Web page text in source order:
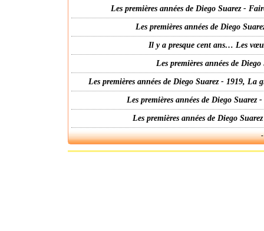
Les premières années de Diego Suarez -
Les premières années de Diego
Il y a presque cent ans… Les
Les premières années de
Les premières années de Diego Suarez - 1919,
Les premières années de Diego
Les premières années de Diego